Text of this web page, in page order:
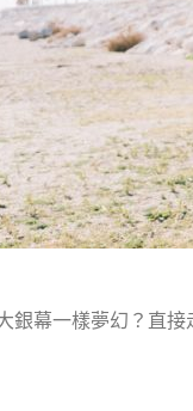
銀幕一樣夢幻？直